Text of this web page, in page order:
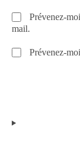
Prévenez-
mail.
Prévenez-